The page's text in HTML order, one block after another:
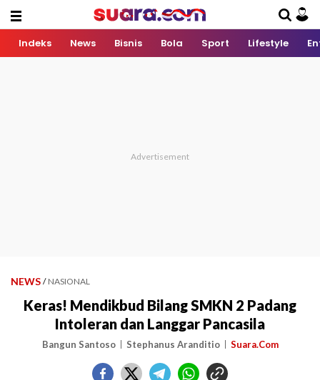
Indeks News Bisnis Bola Sport Lifestyle
NEWS / NASIONAL
Keras! Mendikbud Bilang SMKN 2 Padang
Intoleran dan Langgar Pancasila
Bangun Santoso Stephanus Aranditio Suara.Com